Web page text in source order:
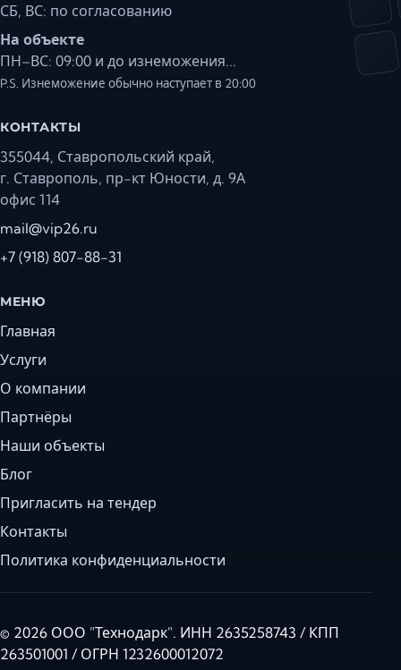
СБ, ВС: по согласованию
На объекте
ПН–ВС: 09:00 и до изнеможения...
P.S. Изнеможение обычно наступает в 20:00
КОНТАКТЫ
355044, Ставропольский край,
г. Ставрополь, пр-кт Юности, д. 9А
офис 114
mail@vip26.ru
+7 (918) 807-88-31
МЕНЮ
Главная
Услуги
О компании
Партнёры
Наши объекты
Блог
Пригласить на тендер
Контакты
Политика конфиденциальности
© 2026 ООО "Технодарк". ИНН 2635258743 / КПП
263501001 / ОГРН 1232600012072